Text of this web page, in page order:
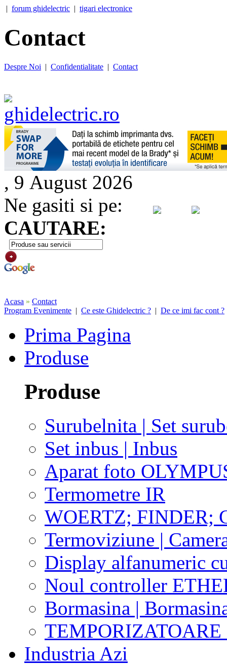
| forum ghidelectric | tigari electronice
Contact
Despre Noi | Confidentialitate | Contact
, 9 August 2026
Ne gasiti si pe:
CAUTARE:
Acasa » Contact
Program Evenimente | Ce este Ghidelectric ? | De ce imi fac cont ?
Prima Pagina
Produse
Produse
Surubelnita | Set
Set inbus | Inbus
Aparat foto
Termometre IR
WOERTZ; FINDER;
Termoviziune |
Display alfanumeric
Noul controller
Bormasina |
Industria Azi